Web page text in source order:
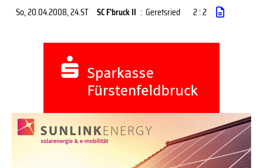
So, 20.04.2008, 24.ST SC F'bruck II : Geretsried 2 : 2